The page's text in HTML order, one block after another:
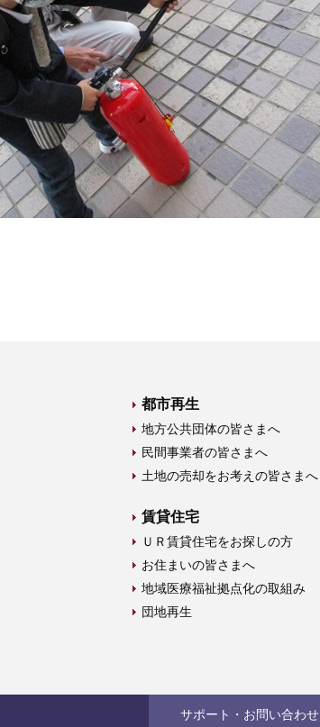
都市再生
地方公共団体の皆さまへ
民間事業者の皆さまへ
土地の売却をお考えの皆さまへ
賃貸住宅
ＵＲ賃貸住宅をお探しの方
お住まいの皆さまへ
地域医療福祉拠点化の取組み
団地再生
サポート・お問い合わせ